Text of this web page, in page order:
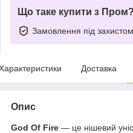
Що таке купити з Пром?
Замовлення під захистом
Доставка
Опис
God Of Fire — це нішевий